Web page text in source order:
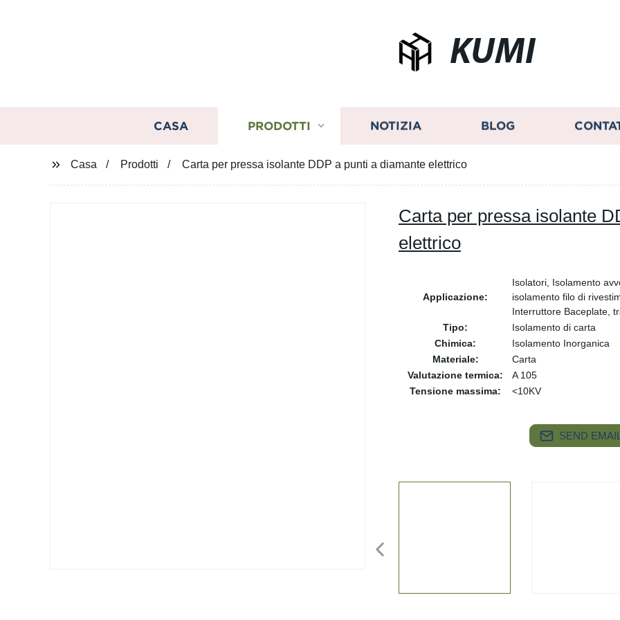
KUMI
CASA PRODOTTI NOTIZIA BLOG
Casa Prodotti Carta per pressa isolante DDP a punti a diamante elettrico
Carta per pressa isolante
elettrico
Applicazione:
Isolatori, Isolamento
isolamento filo di
Interruttore Baceplate,
Tipo:
Isolamento di carta
Chimica:
Isolamento Inorganica
Materiale:
Carta
Valutazione termica:
A 105
Tensione massima:
<10KV
SEND